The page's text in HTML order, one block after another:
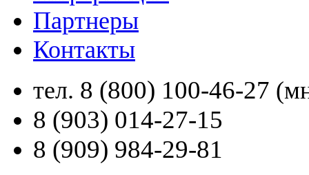
Партнеры
Контакты
тел. 8 (800) 100-46-27
8 (903) 014-27-15
8 (909) 984-29-81